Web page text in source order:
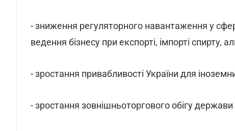
- зниження регуляторного навантаження у
ведення бізнесу при експорті, імпорті спирту,
- зростання привабливості України для
- зростання зовнішньоторгового обігу держави